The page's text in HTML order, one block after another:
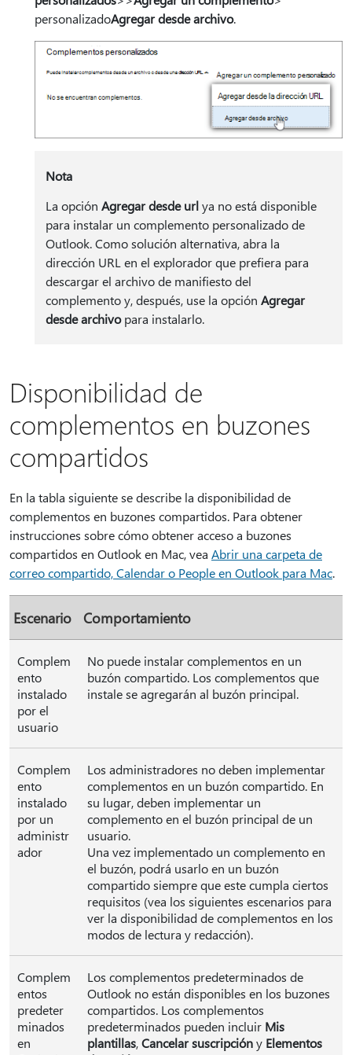
personalizadoAgregar desde archivo.
Nota
La opción Agregar desde urlya no está disponible
para instalar un complemento personalizado de
Outlook. Como solución alternativa, abra la
dirección URL en el explorador que prefiera para
descargar el archivo de manifiesto del
complemento y, después, use la opción Agregar
desde archivopara instalarlo.
Disponibilidad de
complementos en buzones
compartidos
En la tabla siguiente se describe la disponibilidad de
complementos en buzones compartidos. Para obtener
instrucciones sobre cómo obtener acceso a buzones
compartidos en Outlook en Mac, vea Abrir una carpeta de
correo compartido, Calendar o People en Outlook para Mac.
Escenario Comportamiento
Complem
ento
instalado
por el
usuario
No puede instalar complementos en un
buzón compartido. Los complementos que
instale se agregarán al buzón principal.
Complem
ento
instalado
por un
administr
ador
Los administradores no deben implementar
complementos en un buzón compartido. En
su lugar, deben implementar un
complemento en el buzón principal de un
usuario.
Una vez implementado un complemento en
el buzón, podrá usarlo en un buzón
compartido siempre que este cumpla ciertos
requisitos (vea los siguientes escenarios para
ver la disponibilidad de complementos en los
modos de lectura y redacción).
Complem
entos
predeter
minados
en
Los complementos predeterminados de
Outlook no están disponibles en los buzones
compartidos. Los complementos
predeterminados pueden incluir Mis
plantillas,Cancelar suscripcióny Elementos